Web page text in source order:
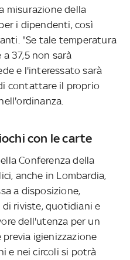
misurazione della
i dipendenti, così
"Se tale temperatura
37,5 non sarà
e l'interessato sarà
contattare il proprio
con le carte
Conferenza della
anche in Lombardia,
a disposizione,
riviste, quotidiani e
dell'utenza per un
igienizzazione
e nei circoli si potrà